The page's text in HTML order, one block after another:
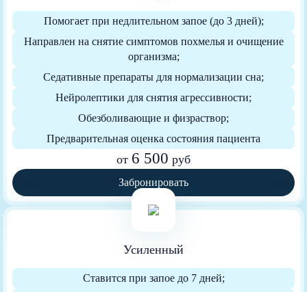
Помогает при недлительном запое (до 3 дней);
Направлен на снятие симптомов похмелья и очищение
организма;
Седативные препараты для нормализации сна;
Нейролептики для снятия агрессивности;
Обезболивающие и физраствор;
Предварительная оценка состояния пациента
от 6 500 руб
Забронировать
Усиленный
Ставится при запое до 7 дней;